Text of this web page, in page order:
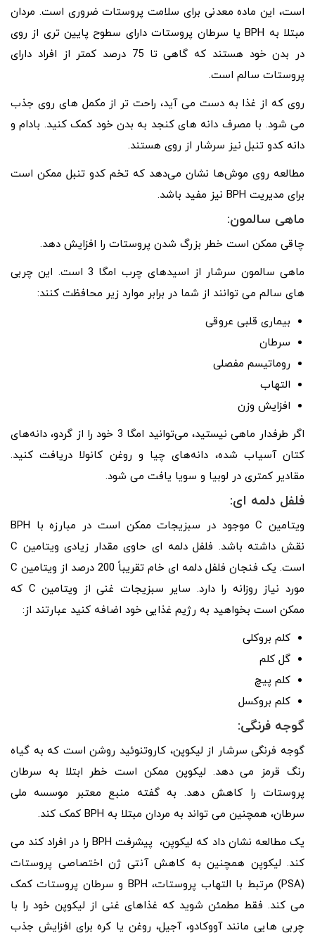
است، این ماده معدنی برای سلامت پروستات ضروری است. مردان
مبتلا به BPH یا سرطان پروستات دارای سطوح پایین تری از روی
در بدن خود هستند که گاهی تا 75 درصد کمتر از افراد دارای
پروستات سالم است.
روی که از غذا به دست می آید، راحت تر از مکمل های روی جذب
می شود. با مصرف دانه های کنجد به بدن خود کمک کنید. بادام و
دانه کدو تنبل نیز سرشار از روی هستند.
مطالعه روی موش‌ها نشان می‌دهد که تخم کدو تنبل ممکن است
برای مدیریت BPH نیز مفید باشد.
ماهی سالمون:
چاقی ممکن است خطر بزرگ شدن پروستات را افزایش دهد.
ماهی سالمون سرشار از اسیدهای چرب امگا 3 است. این چربی
های سالم می توانند از شما در برابر موارد زیر محافظت کنند:
بیماری قلبی عروقی
سرطان
روماتیسم مفصلی
التهاب
افزایش وزن
اگر طرفدار ماهی نیستید، می‌توانید امگا 3 خود را از گردو، دانه‌های
کتان آسیاب شده، دانه‌های چیا و روغن کانولا دریافت کنید.
مقادیر کمتری در لوبیا و سویا یافت می شود.
فلفل دلمه ای:
ویتامین C موجود در سبزیجات ممکن است در مبارزه با BPH
نقش داشته باشد. فلفل دلمه ای حاوی مقدار زیادی ویتامین C
است. یک فنجان فلفل دلمه ای خام تقریباً 200 درصد از ویتامین C
مورد نیاز روزانه را دارد. سایر سبزیجات غنی از ویتامین C که
ممکن است بخواهید به رژیم غذایی خود اضافه کنید عبارتند از:
کلم بروکلی
گل کلم
کلم پیچ
کلم بروکسل
گوجه فرنگی:
گوجه فرنگی سرشار از لیکوپن، کاروتنوئید روشن است که به گیاه
رنگ قرمز می دهد. لیکوپن ممکن است خطر ابتلا به سرطان
پروستات را کاهش دهد. به گفته منبع معتبر موسسه ملی
سرطان، همچنین می تواند به مردان مبتلا به BPH کمک کند.
یک مطالعه نشان داد که لیکوپن، پیشرفت BPH را در افراد کند می
کند. لیکوپن همچنین به کاهش آنتی ژن اختصاصی پروستات
(PSA) مرتبط با التهاب پروستات، BPH و سرطان پروستات کمک
می کند. فقط مطمئن شوید که غذاهای غنی از لیکوپن خود را با
چربی هایی مانند آووکادو، آجیل، روغن یا کره برای افزایش جذب